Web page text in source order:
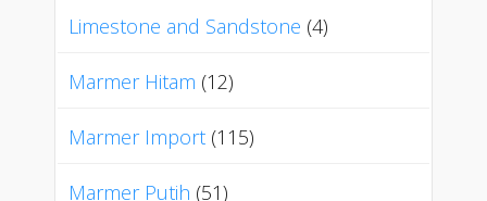
Limestone and Sandstone (4)
Marmer Hitam (12)
Marmer Import (115)
Marmer Putih (51)